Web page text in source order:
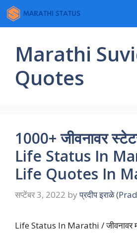
Skip
to
content
Marathi
Quotes
1000+ जीवनावर
Life Status In
Life Quotes In
सप्टेंबर 3, 2022 byप्रदीप इराळे
Life Status In Marathi / जीवनावर